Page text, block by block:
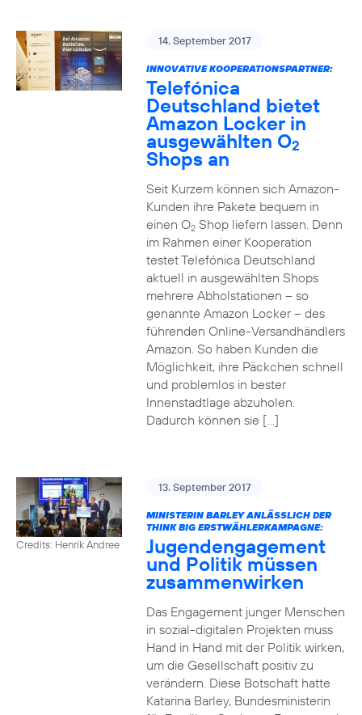
14. September 2017
INNOVATIVE KOOPERATIONSPARTNER:
Telefónica
Deutschland bietet
Amazon Locker in
ausgewählten O2
Shops an
Seit Kurzem können sich Amazon-
Kunden ihre Pakete bequem in
einen O2Shop liefern lassen. Denn
im Rahmen einer Kooperation
testet Telefónica Deutschland
aktuell in ausgewählten Shops
mehrere Abholstationen – so
genannte Amazon Locker – des
führenden Online-Versandhändlers
Amazon. So haben Kunden die
Möglichkeit, ihre Päckchen schnell
und problemlos in bester
Innenstadtlage abzuholen.
Dadurch können sie […]
Credits: Henrik Andree
13. September 2017
MINISTERIN BARLEY ANLÄSSLICH DER
THINK BIG ERSTWÄHLERKAMPAGNE:
Jugendengagement
und Politik müssen
zusammenwirken
Das Engagement junger Menschen
in sozial-digitalen Projekten muss
Hand in Hand mit der Politik wirken,
um die Gesellschaft positiv zu
verändern. Diese Botschaft hatte
Katarina Barley, Bundesministerin